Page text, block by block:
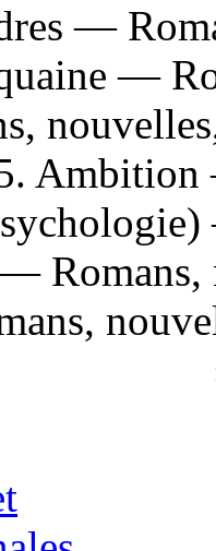
—
—
Romans,